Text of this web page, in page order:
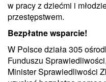
w pracy z dziećmi i
przestępstwem.
Bezpłatne wsparcie!
W Polsce działa 305
Funduszu
Minister Sprawiedliwości